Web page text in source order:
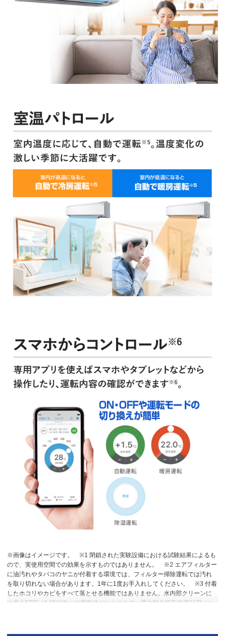
※画像はイメージです。
※1 閉鎖された実験設備における試験結果によるも
ので、実使用空間での効果を示すものではありません。
※2 エアフィルター
に油汚れやタバコのヤニが付着する環境では、フィルター掃除運転では汚れ
を取り切れない場合があります。1年に1度お手入れしてください。
※3 付着
したホコリやカビをすべて落とせる機能ではありません。水内部クリーンに
は最大57円（1.85kWh）の電気代がかかります。電力料金目安単価31円／ｋ